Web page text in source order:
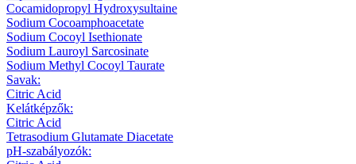
Cocamidopropyl Hydroxysultaine
Sodium Cocoamphoacetate
Sodium Cocoyl Isethionate
Sodium Lauroyl Sarcosinate
Sodium Methyl Cocoyl Taurate
Savak:
Citric Acid
Kelátképzők:
Citric Acid
Tetrasodium Glutamate Diacetate
pH-szabályozók: